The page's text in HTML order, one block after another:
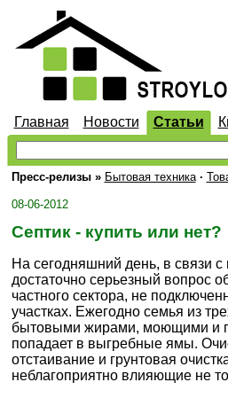
Главная Новости Статьи
Пресс-релизы » Бытовая техника ·
08-06-2012
Септик - купить или нет?
На сегодняшний день, в связи
достаточно серьезный вопрос
частного сектора, не
участках. Ежегодно семья из
бытовыми жирами, моющими и
попадает в выгребные ямы.
отстаивание и грунтовая
неблагоприятно влияющие не